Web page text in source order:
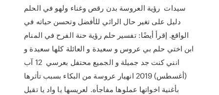
سيدات رؤية العروسة بدن رقص وغناء ولهو في الحلم
دليل على تغير حال الرائي للأفضل وتحسن حياته في
الواقع. إقرأ أيضًا: تفسير حلم رؤية حنة الفرح في المنام
ابن اختي حلم بي عروس و سعيدة و العائلة كلها سعيدة و
انني كنت جد جميلة و الجميع محتفل بعرسي 12 آب
(أغسطس) 2019 انهيار عروسة من البكاء بسبب تأثرها
بأغنية اخواتها عملوها مفاجأه. لعريسها يا واد يا تقيل